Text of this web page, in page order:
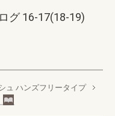
グ 16-17(18-19)
ュ ハンズフリータイプ